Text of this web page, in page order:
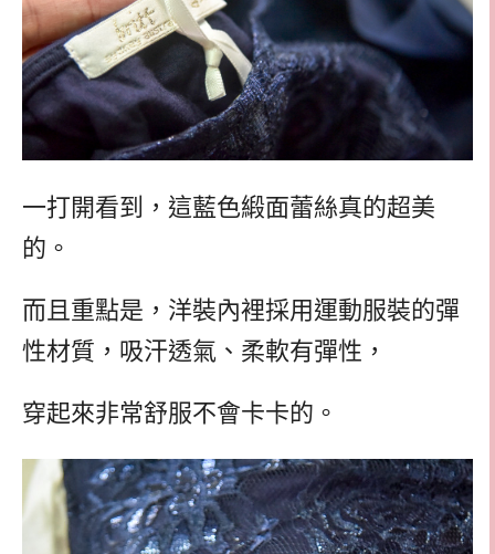
一打開看到，這藍色緞面蕾絲真的超美
的。
而且重點是，洋裝內裡採用運動服裝的彈
性材質，吸汗透氣、柔軟有彈性，
穿起來非常舒服不會卡卡的。